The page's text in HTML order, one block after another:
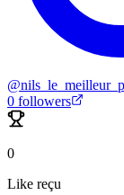
@
0 followers
0
Like reçu